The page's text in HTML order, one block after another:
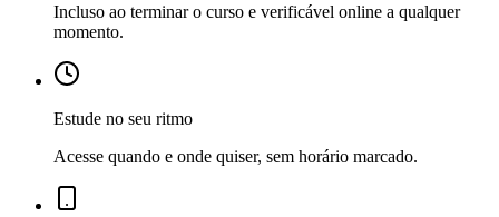
Incluso ao terminar o curso e verificável online a qualquer
momento.
Estude no seu ritmo
Acesse quando e onde quiser, sem horário marcado.